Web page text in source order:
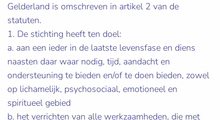
Gelderland is omschreven in artikel 2 van de
statuten.
1. De stichting heeft ten doel:
a. aan een ieder in de laatste levensfase en diens
naasten daar waar nodig, tijd, aandacht en
ondersteuning te bieden en/of te doen bieden, zowel
op lichamelijk, psychosociaal, emotioneel en
spiritueel gebied
b. het verrichten van alle werkzaamheden, die met